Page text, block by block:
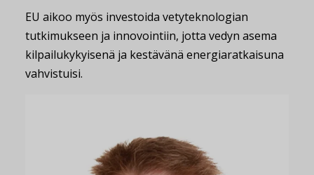
EU aikoo myös investoida vetyteknologian
tutkimukseen ja innovointiin, jotta vedyn asema
kilpailukykyisenä ja kestävänä energiaratkaisuna
vahvistuisi.